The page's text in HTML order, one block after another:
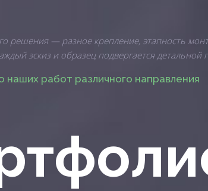
решения — разное крепление, этапность
эскиз и образец подвергается детальной
наших работ различного направления